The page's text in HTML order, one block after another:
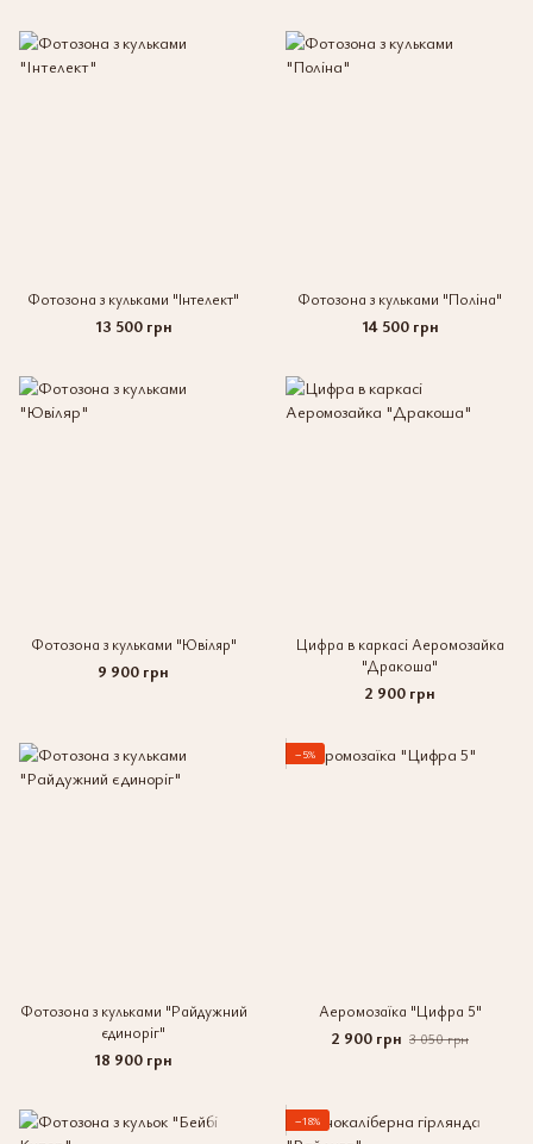
Фотозона з кульками "Інтелект"
13 500 грн
Фотозона з кульками "Поліна"
14 500 грн
Фотозона з кульками "Ювіляр"
9 900 грн
Цифра в каркасі Аеромозайка
"Дракоша"
2 900 грн
Фотозона з кульками "Райдужний
єдиноріг"
18 900 грн
−5%
Аеромозаїка "Цифра 5"
2 900 грн 3 050 грн
−18%